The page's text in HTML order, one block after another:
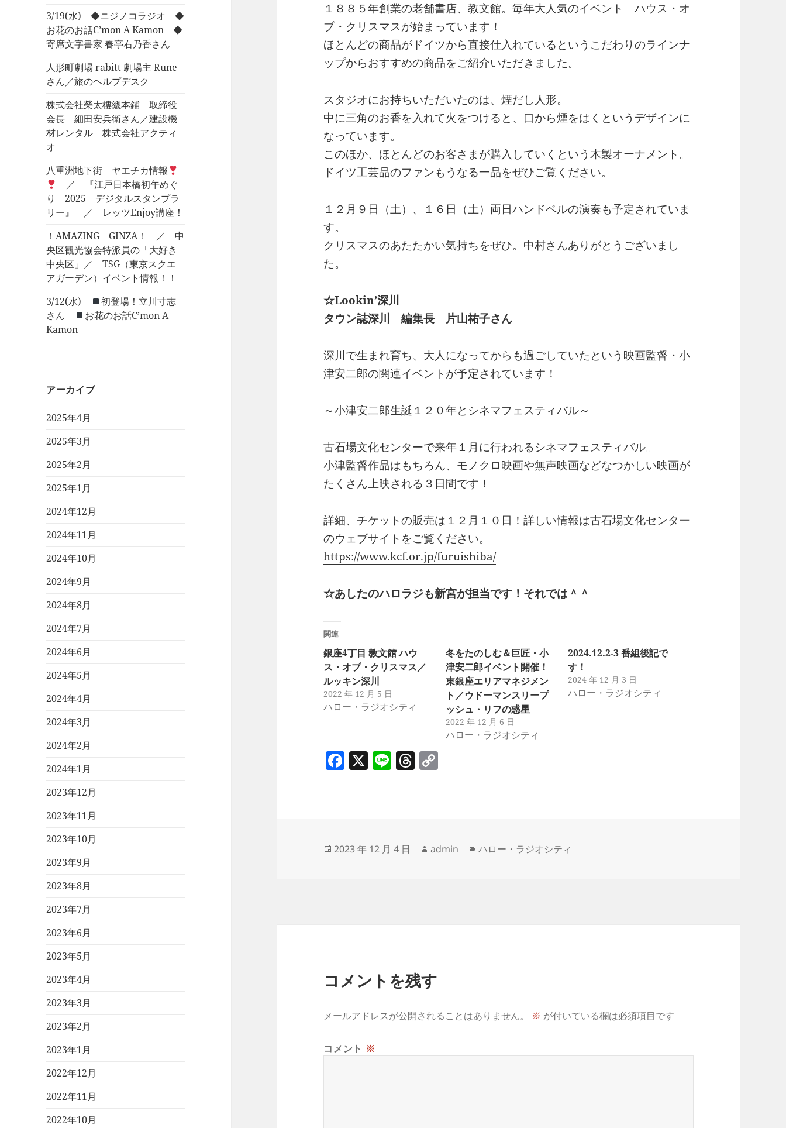
3/19(水) ◆ニジノコラジオ ◆
お花のお話C’mon A Kamon ◆
寄席文字書家 春亭右乃香さん
人形町劇場 rabitt 劇場主 Rune
さん／旅のヘルプデスク
株式会社榮太樓總本鋪 取締役
会長 細田安兵衛さん／建設機
材レンタル 株式会社アクティ
オ
八重洲地下街 ヤエチカ情報
／ 『江戸日本橋初午めぐ
り 2025 デジタルスタンプラ
リー』 ／ レッツEnjoy講座！
！AMAZING GINZA！ ／ 中
央区観光協会特派員の「大好き
中央区」／ TSG（東京スクエ
アガーデン）イベント情報！！
3/12(水)
初登場！立川寸志
さん
お花のお話C’mon A
Kamon
アーカイブ
2025年4月
2025年3月
2025年2月
2025年1月
2024年12月
2024年11月
2024年10月
2024年9月
2024年8月
2024年7月
2024年6月
2024年5月
2024年4月
2024年3月
2024年2月
2024年1月
2023年12月
2023年11月
2023年10月
2023年9月
2023年8月
2023年7月
2023年6月
2023年5月
2023年4月
2023年3月
2023年2月
2023年1月
2022年12月
2022年11月
2022年10月
１８８５年創業の老舗書店、教文館。毎年大人気のイベント ハウス・オ
ブ・クリスマスが始まっています！
ほとんどの商品がドイツから直接仕入れているというこだわりのラインナ
ップからおすすめの商品をご紹介いただきました。
スタジオにお持ちいただいたのは、煙だし人形。
中に三角のお香を入れて火をつけると、口から煙をはくというデザインに
なっています。
このほか、ほとんどのお客さまが購入していくという木製オーナメント。
ドイツ工芸品のファンもうなる一品をぜひご覧ください。
１２月９日（土）、１６日（土）両日ハンドベルの演奏も予定されていま
す。
クリスマスのあたたかい気持ちをぜひ。中村さんありがとうございまし
た。
☆Lookin’深川
タウン誌深川 編集長 片山祐子さん
深川で生まれ育ち、大人になってからも過ごしていたという映画監督・小
津安二郎の関連イベントが予定されています！
～小津安二郎生誕１２０年とシネマフェスティバル～
古石場文化センターで来年１月に行われるシネマフェスティバル。
小津監督作品はもちろん、モノクロ映画や無声映画などなつかしい映画が
たくさん上映される３日間です！
詳細、チケットの販売は１２月１０日！詳しい情報は古石場文化センター
のウェブサイトをご覧ください。
https://www.kcf.or.jp/furuishiba/
☆あしたのハロラジも新宮が担当です！それでは＾＾
関連
銀座4丁目 教文館 ハウ
ス・オブ・クリスマス／
ルッキン深川
2022 年 12 月 5 日
ハロー・ラジオシティ
冬をたのしむ＆巨匠・小
津安二郎イベント開催！
東銀座エリアマネジメン
ト／ウドーマンスリープ
ッシュ・リフの惑星
2022 年 12 月 6 日
ハロー・ラジオシティ
2024.12.2-3 番組後記で
す！
2024 年 12 月 3 日
ハロー・ラジオシティ
F
o
X Li T
s n
投
2023 年 12 月 4 日
作
admin
カ
ハロー・ラジオシティ
コメントを残す
メールアドレスが公開されることはありません。 ※ が付いている欄は必須項目です
コメント ※